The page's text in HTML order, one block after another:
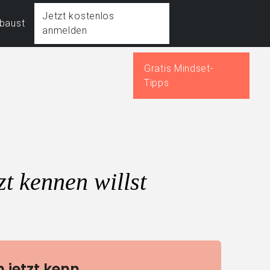
Jetzt kostenlos
anmelden
Gratis Mindset-
Tipps
kennen willst